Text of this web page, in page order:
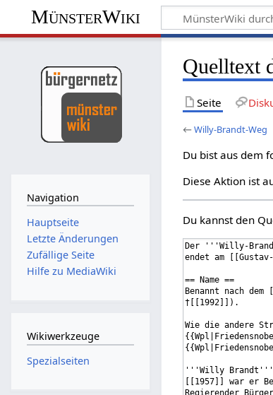
MünsterWiki
Quelltext
Seite
←Willy-Brandt-Weg
Du bist aus dem
Diese Aktion ist
Du kannst den
Navigation
Hauptseite
Letzte Änderungen
Zufällige Seite
Hilfe zu MediaWiki
Wikiwerkzeuge
Spezialseiten